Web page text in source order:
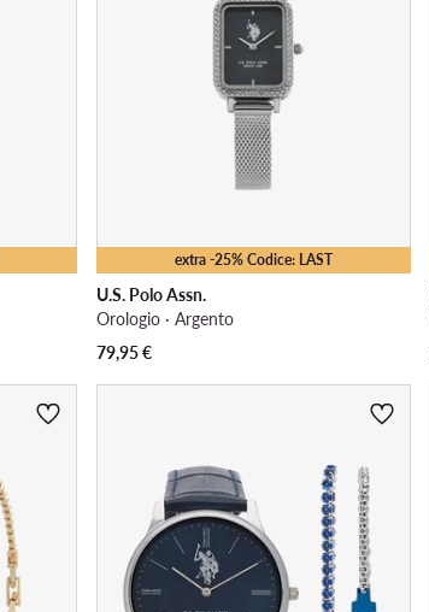
extra -25% Codice: LAST
U.S. Polo Assn.
Orologio · Argento
79,95€